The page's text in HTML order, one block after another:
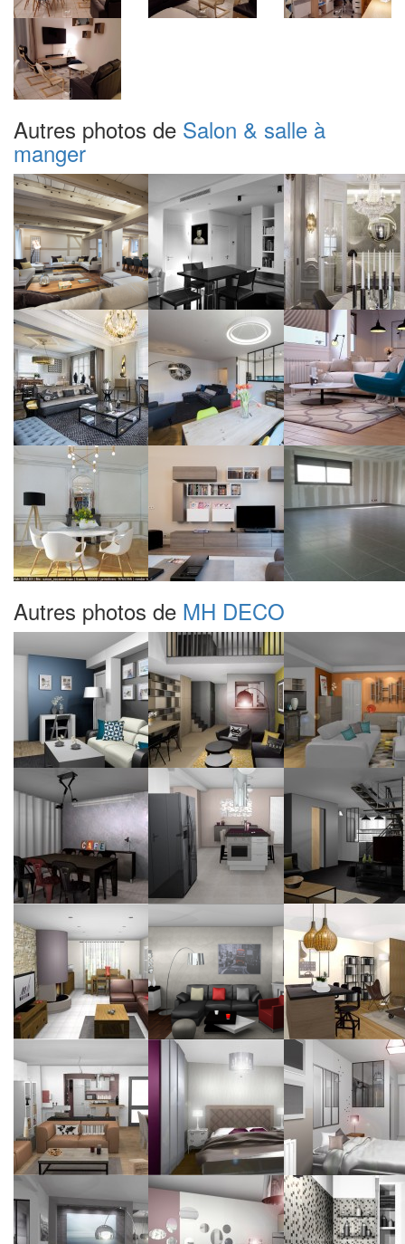
Autres photos de Salon & salle à
manger
Autres photos de MH DECO